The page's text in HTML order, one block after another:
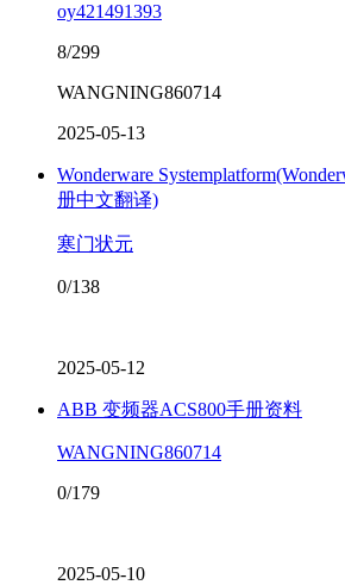
oy421491393
8/299
WANGNING860714
2025-05-13
Wonderware
册中文翻译)
寒门状元
0/138
2025-05-12
ABB 变频器ACS800手册资料
WANGNING860714
0/179
2025-05-10